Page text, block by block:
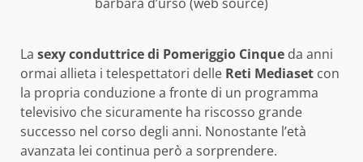
La sexy conduttrice di Pomeriggio Cinque da anni
ormai allieta i telespettatori delle Reti Mediaset con
la propria conduzione a fronte di un programma
televisivo che sicuramente ha riscosso grande
successo nel corso degli anni. Nonostante l’età
avanzata lei continua però a sorprendere.